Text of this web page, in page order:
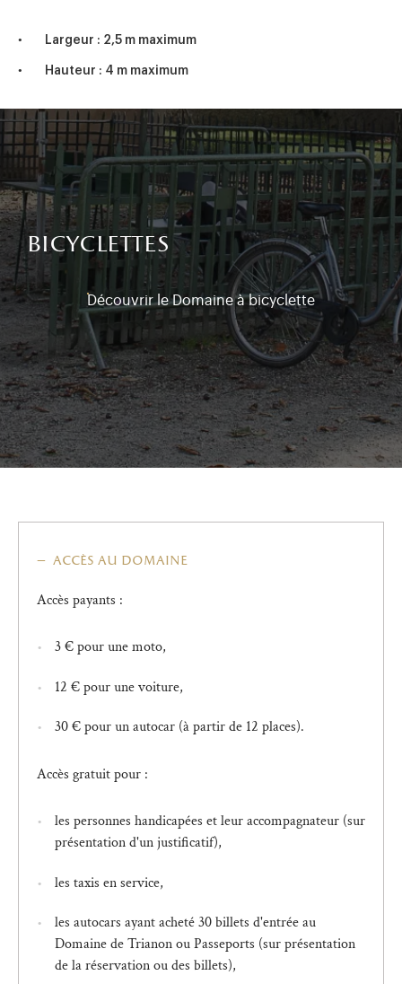
Largeur : 2,5 m maximum
Hauteur : 4 m maximum
bicyclettes
Découvrir le Domaine à bicyclette
accès au domaine
Accès payants :
3 € pour une moto,
12 € pour une voiture,
30 € pour un autocar (à partir de 12 places).
Accès gratuit pour :
les personnes handicapées et leur accompagnateur (sur
présentation d'un justificatif),
les taxis en service,
les autocars ayant acheté 30 billets d'entrée au
Domaine de Trianon ou Passeports (sur présentation
de la réservation ou des billets),